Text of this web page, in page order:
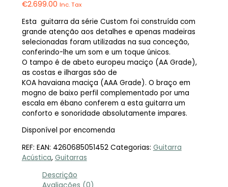
€2.699.00 Inc. Tax
Esta guitarra da série Custom foi construída com
grande atenção aos detalhes e apenas madeiras
selecionadas foram utilizadas na sua conceção,
conferindo-lhe um som e um toque únicos.
O tampo é de abeto europeu maciço (AA Grade),
as costas e ilhargas são de
KOA havaiana maciça (AAA Grade). O braço em
mogno de baixo perfil complementado por uma
escala em ébano conferem a esta guitarra um
conforto e sonoridade absolutamente impares.
Disponível por encomenda
REF: EAN: 4260685051452 Categorias: Guitarra
Acústica, Guitarras
Descrição
Avaliações (0)